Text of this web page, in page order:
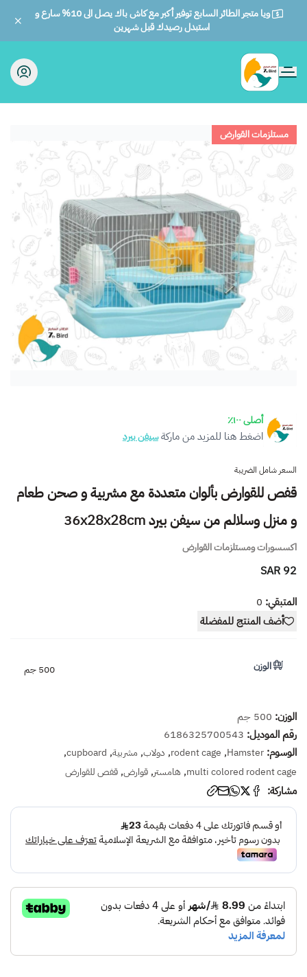
ويا متجر الطائر السابع توفير أكبر مع كاش باك يصل الى 10% سارع و
استبدل رصيدك قبل شهرين
الطائر السابع للحيوانات
مستلزمات القوارض
أصلى ١٠٠٪
اضغط هنا للمزيد من ماركةسيفن بيرد
السعر شامل الضريبة
قفص للقوارض بألوان متعددة مع مشربية و صحن طعام
و منزل وسلالم من سيفن بيرد 36x28x28cm
اكسسورات ومستلزمات القوارض
92 SAR
المتبقي: 0
أضف المنتج للمفضلة
الوزن 500 جم
الوزن: 500 جم
رقم الموديل: 6186325700543
الوسوم: Hamster
,
rodent cage
, دولاب, مشربية,
cupboard
,
multi colored rodent cage
, هامستر, قوارض, قفص للقوارض
مشاركة: